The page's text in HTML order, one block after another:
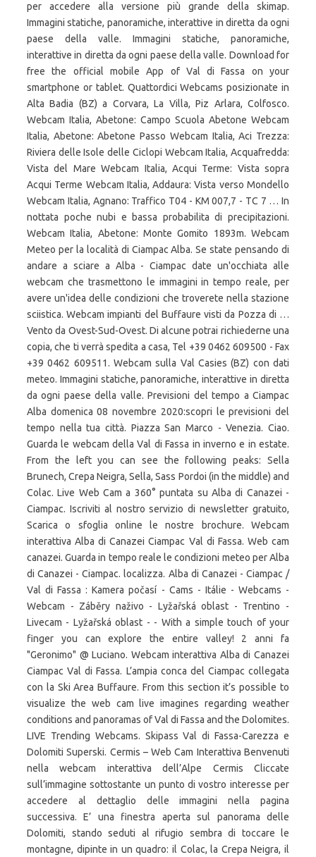
per accedere alla versione più grande della skimap.
Immagini statiche, panoramiche, interattive in diretta da ogni
paese della valle. Immagini statiche, panoramiche,
interattive in diretta da ogni paese della valle. Download for
free the official mobile App of Val di Fassa on your
smartphone or tablet. Quattordici Webcams posizionate in
Alta Badia (BZ) a Corvara, La Villa, Piz Arlara, Colfosco.
Webcam Italia, Abetone: Campo Scuola Abetone Webcam
Italia, Abetone: Abetone Passo Webcam Italia, Aci Trezza:
Riviera delle Isole delle Ciclopi Webcam Italia, Acquafredda:
Vista del Mare Webcam Italia, Acqui Terme: Vista sopra
Acqui Terme Webcam Italia, Addaura: Vista verso Mondello
Webcam Italia, Agnano: Traffico T04 - KM 007,7 - TC 7 … In
nottata poche nubi e bassa probabilita di precipitazioni.
Webcam Italia, Abetone: Monte Gomito 1893m. Webcam
Meteo per la località di Ciampac Alba. Se state pensando di
andare a sciare a Alba - Ciampac date un'occhiata alle
webcam che trasmettono le immagini in tempo reale, per
avere un'idea delle condizioni che troverete nella stazione
sciistica. Webcam impianti del Buffaure visti da Pozza di …
Vento da Ovest-Sud-Ovest. Di alcune potrai richiederne una
copia, che ti verrà spedita a casa, Tel +39 0462 609500 - Fax
+39 0462 609511. Webcam sulla Val Casies (BZ) con dati
meteo. Immagini statiche, panoramiche, interattive in diretta
da ogni paese della valle. Previsioni del tempo a Ciampac
Alba domenica 08 novembre 2020:scopri le previsioni del
tempo nella tua città. Piazza San Marco - Venezia. Ciao.
Guarda le webcam della Val di Fassa in inverno e in estate.
From the left you can see the following peaks: Sella
Brunech, Crepa Neigra, Sella, Sass Pordoi (in the middle) and
Colac. Live Web Cam a 360° puntata su Alba di Canazei -
Ciampac. Iscriviti al nostro servizio di newsletter gratuito,
Scarica o sfoglia online le nostre brochure. Webcam
interattiva Alba di Canazei Ciampac Val di Fassa. Web cam
canazei. Guarda in tempo reale le condizioni meteo per Alba
di Canazei - Ciampac. localizza. Alba di Canazei - Ciampac /
Val di Fassa : Kamera počasí - Cams - Itálie - Webcams -
Webcam - Záběry naživo - Lyžařská oblast - Trentino -
Livecam - Lyžařská oblast - - With a simple touch of your
finger you can explore the entire valley! 2 anni fa
"Geronimo" @ Luciano. Webcam interattiva Alba di Canazei
Ciampac Val di Fassa. L’ampia conca del Ciampac collegata
con la Ski Area Buffaure. From this section it’s possible to
visualize the web cam live imagines regarding weather
conditions and panoramas of Val di Fassa and the Dolomites.
LIVE Trending Webcams. Skipass Val di Fassa-Carezza e
Dolomiti Superski. Cermis – Web Cam Interattiva Benvenuti
nella webcam interattiva dell’Alpe Cermis Cliccate
sull’immagine sottostante un punto di vostro interesse per
accedere al dettaglio delle immagini nella pagina
successiva. E’ una finestra aperta sul panorama delle
Dolomiti, stando seduti al rifugio sembra di toccare le
montagne, dipinte in un quadro: il Colac, la Crepa Neigra, il